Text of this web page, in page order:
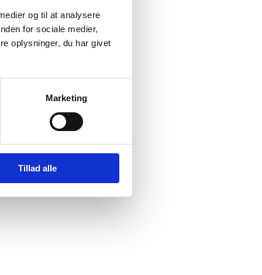
og til at analysere
for sociale medier,
oplysninger, du har givet
Marketing
Tillad alle